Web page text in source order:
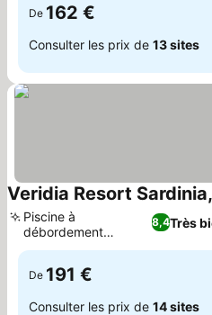
De 162 €
Consulter les prix de 13 sites
Veridia Resort
8,4Très
Piscine à
débordement
panoramique
De 191 €
Consulter les prix de 14 sites